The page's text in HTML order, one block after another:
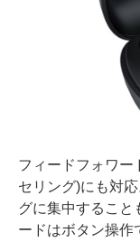
フィードフォワー
セリング)にも対
グに集中すること
ードはボタン操作